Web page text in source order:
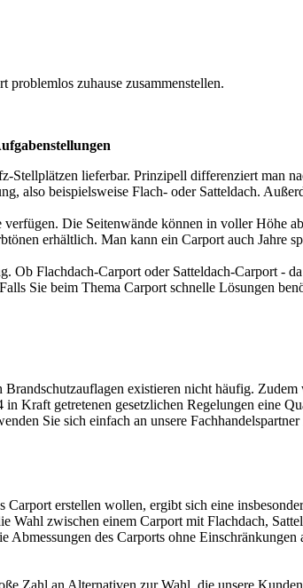
zuhause zusammenstellen.
lieferbar. Prinzipell differenziert man
also beispielsweise Flach- oder Satteldach.
Die Seitenwände können in voller Höhe
erhältlich. Man kann ein Carport auch Jahre
Flachdach-Carport oder Satteldach-Carport -
Sie beim Thema Carport schnelle Lösungen
existieren nicht häufig.
Kraft getretenen gesetzlichen Regelungen eine
Sie sich einfach an unsere
erstellen wollen, ergibt sich eine
Wahl zwischen einem Carport mit Flachdach,
des Carports ohne